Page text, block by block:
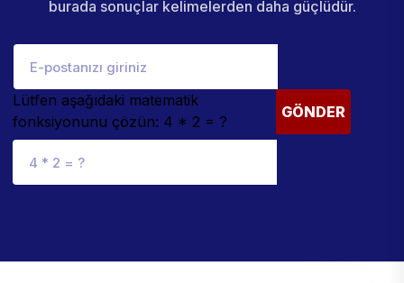
burada sonuçlar kelimelerden daha güçlüdür.
Lütfen aşağıdaki matematik
fonksiyonunu çözün: 4 * 2 = ?
GÖNDER